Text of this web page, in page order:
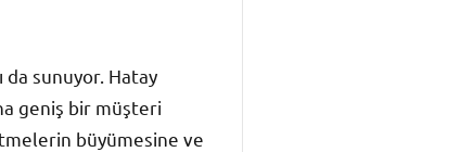
da sunuyor. Hatay
geniş bir müşteri
büyümesine ve